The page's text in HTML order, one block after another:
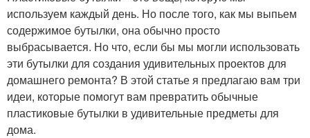
используем каждый день. Но после того, как мы выпьем
содержимое бутылки, она обычно просто
выбрасывается. Но что, если бы мы могли использовать
эти бутылки для создания удивительных проектов для
домашнего ремонта? В этой статье я предлагаю вам три
идеи, которые помогут вам превратить обычные
пластиковые бутылки в удивительные предметы для
дома.